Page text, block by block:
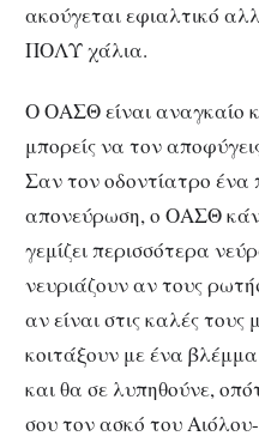
ακούγεται εφιαλτικό
ΠΟΛΥ χάλια.
Ο ΟΑΣΘ είναι αναγκαίο
μπορείς να τον
Σαν τον οδοντίατρο
απονεύρωση, ο ΟΑΣΘ
γεμίζει περισσότερα
νευριάζουν αν τους
αν είναι στις καλές
κοιτάξουν με ένα
και θα σε λυπηθούνε,
σου τον ασκό του